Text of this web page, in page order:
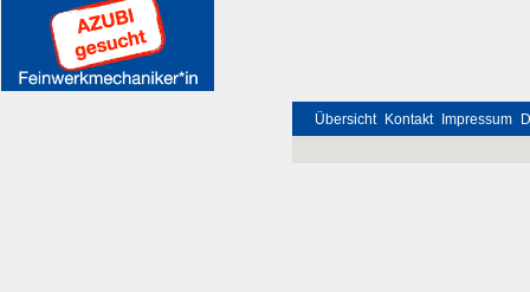
Übersicht Kontakt Impressum